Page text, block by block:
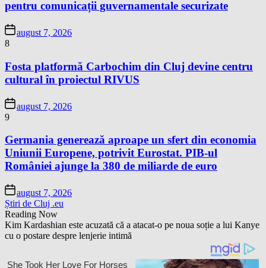
pentru comunicații guvernamentale securizate
august 7, 2026
8
Fosta platformă Carbochim din Cluj devine centru
cultural în proiectul RIVUS
august 7, 2026
9
Germania generează aproape un sfert din economia
Uniunii Europene, potrivit Eurostat. PIB-ul
României ajunge la 380 de miliarde de euro
august 7, 2026
Știri de Cluj .eu
Reading Now
Kim Kardashian este acuzată că a atacat-o pe noua soție a lui Kanye
cu o postare despre lenjerie intimă